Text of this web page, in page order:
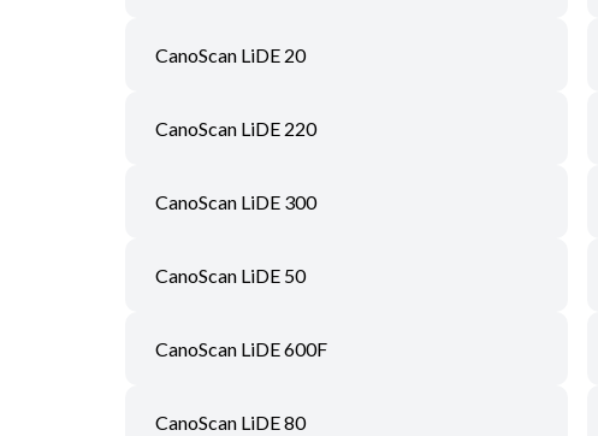
CanoScan LiDE 20
CanoScan LiDE 220
CanoScan LiDE 300
CanoScan LiDE 50
CanoScan LiDE 600F
CanoScan LiDE 80